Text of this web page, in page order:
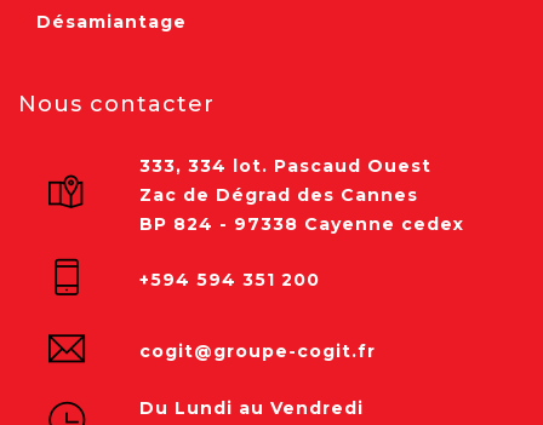
Désamiantage
Nous contacter
333, 334 lot. Pascaud Ouest
Zac de Dégrad des Cannes
BP 824 - 97338 Cayenne cedex
+594 594 351 200
cogit@groupe-cogit.fr
Du Lundi au Vendredi